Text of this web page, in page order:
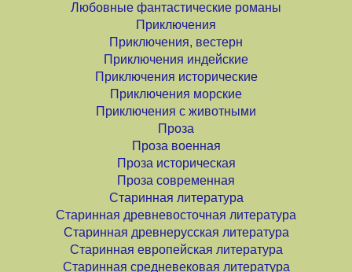
Любовные фантастические романы
Приключения
Приключения, вестерн
Приключения индейские
Приключения исторические
Приключения морские
Приключения с животными
Проза
Проза военная
Проза историческая
Проза современная
Старинная литература
Старинная древневосточная литература
Старинная древнерусская литература
Старинная европейская литература
Старинная средневековая литература